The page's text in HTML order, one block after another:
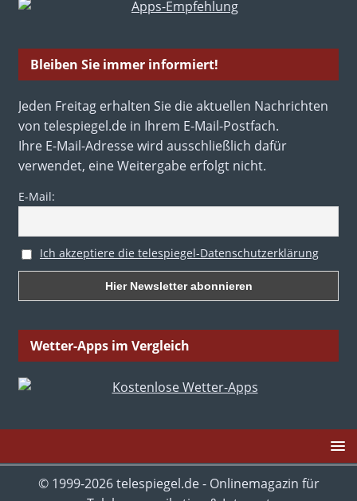
Bleiben Sie immer informiert!
Jeden Freitag erhalten Sie die aktuellen Nachrichten
von telespiegel.de in Ihrem E-Mail-Postfach.
Ihre E-Mail-Adresse wird ausschließlich dafür
verwendet, eine Weitergabe erfolgt nicht.
E-Mail:
Ich akzeptiere die telespiegel-Datenschutzerklärung
Wetter-Apps im Vergleich
© 1999-2026 telespiegel.de - Onlinemagazin für